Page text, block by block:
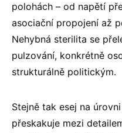
polohách – od napětí
asociační propojení až
Nehybná sterilita se
pulzování, konkrétně
strukturálně politickým.
Stejně tak esej na
přeskakuje mezi